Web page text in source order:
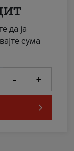
да ја
сума
- +